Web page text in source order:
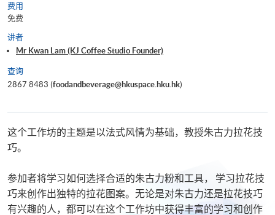
费用
免费
讲者
Mr Kwan Lam (KJ Coffee Studio Founder)
查询
2867 8483 (foodandbeverage@hkuspace.hku.hk)
这个工作坊的主题是以法式风情为基础，教授朱古力拉花技
巧。
参加者将学习如何选择合适的朱古力粉和工具， 学习拉花技
巧来创作出独特的拉花图案。无论是对朱古力还是拉花技巧
有兴趣的人，都可以在这个工作坊中获得丰富的学习和创作